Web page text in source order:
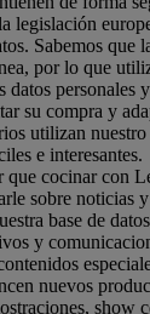
legislación
Sabemos que
por lo que
datos personales
su compra y
utilizan
e interesantes.
cocinar con
sobre noticias
base de
y
nuevos
show